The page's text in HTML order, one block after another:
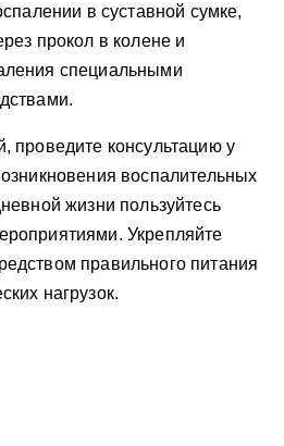
в суставной сумке,
прокол в колене и
специальными
проведите консультацию у
воспалительных
жизни пользуйтесь
Укрепляйте
правильного питания
нагрузок.